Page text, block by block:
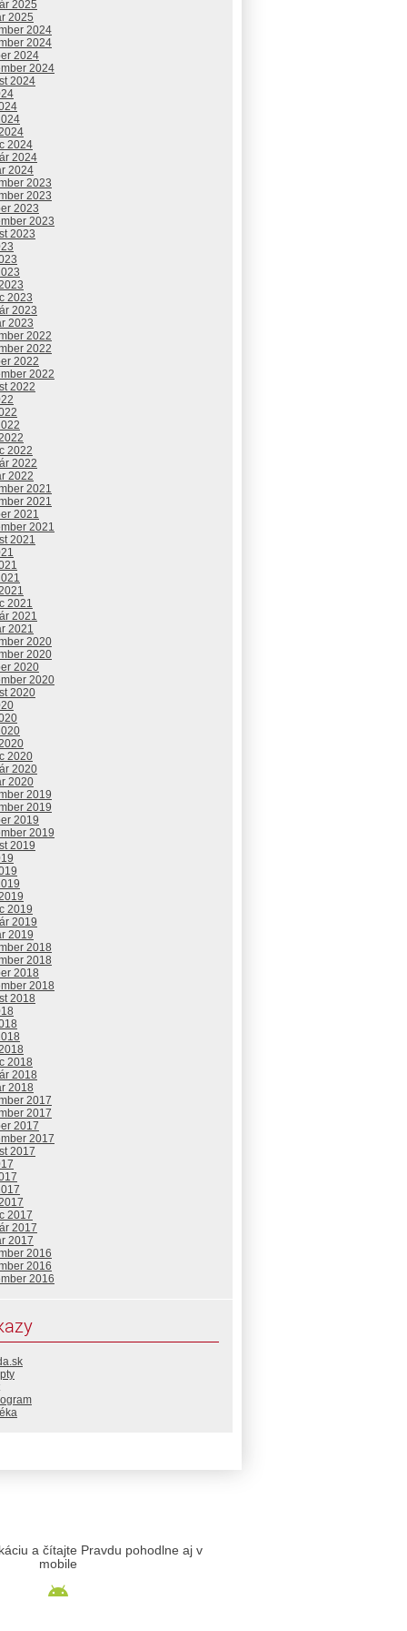
2025
2025
2024
2024
2024
2024
2024
2024
2024
2024
2023
2023
2023
2023
2023
2023
2023
2023
2022
2022
2022
2022
2022
2022
2022
2022
2021
2021
2021
2021
2021
2021
2021
2021
2020
2020
2020
2020
2020
2020
2020
2020
2019
2019
2019
2019
2019
2019
2019
2019
2018
2018
2018
2018
2018
2018
2018
2018
2017
2017
2017
2017
2017
2017
2017
2017
2016
2016
2016
a čítajte Pravdu pohodlne aj v
mobile